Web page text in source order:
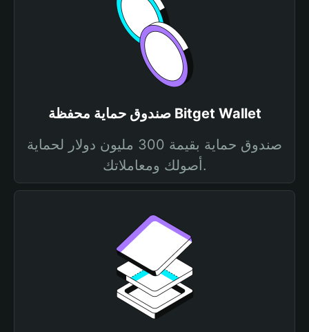
صندوق حماية محفظة Bitget Wallet
صندوق حماية بقيمة 300 مليون دولار لحماية
أصولك ومعاملاتك.